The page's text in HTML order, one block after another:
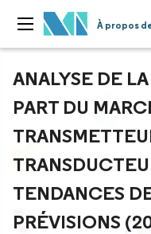
À propos
ANALYSE DE
PART DU
TENDANCES
PRÉVISIONS